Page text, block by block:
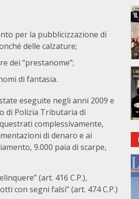
per la pubblicizzazione di
delle calzature;
dei “prestanome”;
di fantasia.
eseguite negli anni 2009 e
di Polizia Tributaria di
complessivamente,
di denaro e ai
9.000 paia di scarpe,
(art. 416 C.P.),
con segni falsi” (art. 474 C.P.)